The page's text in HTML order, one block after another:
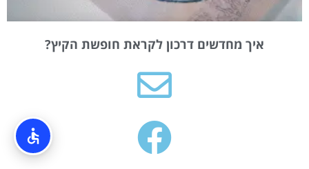
איך מחדשים דרכון לקראת חופשת הקיץ?